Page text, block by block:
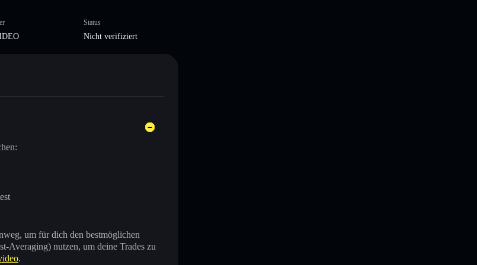
Status
Nicht verifiziert
um für dich den bestmöglichen
Averaging) nutzen, um deine Trades zu
.